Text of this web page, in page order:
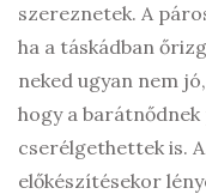
szereznetek. A
ha a táskádban
neked ugyan nem
hogy a
cserélgethettek is.
előkészítésekor